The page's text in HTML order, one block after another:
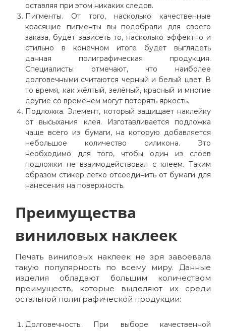
оставляя при этом никаких следов.
Пигменты. От того, насколько качественные
красящие пигменты вы подобрали для своего
заказа, будет зависеть то, насколько эффектно и
стильно в конечном итоге будет выглядеть
данная полиграфическая продукция.
Специалисты отмечают, что наиболее
долговечными считаются черный и белый цвет. В
то время, как жёлтый, зелёный, красный и многие
другие со временем могут потерять яркость.
Подложка. Элемент, который защищает наклейку
от высыхания клея. Изготавливается подложка
чаще всего из бумаги, на которую добавляется
небольшое количество силикона. Это
необходимо для того, чтобы один из слоев
подложки не взаимодействовал с клеем. Таким
образом стикер легко отсоединить от бумаги для
нанесения на поверхность.
Преимущества
виниловых наклеек
Печать виниловых наклеек не зря завоевала
такую популярность по всему миру. Данные
изделия обладают большим количеством
преимуществ, которые выделяют их среди
остальной полиграфической продукции:
Долговечность. При выборе качественной